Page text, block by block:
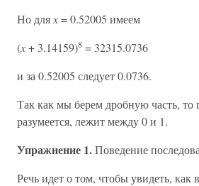
Но для x= 0.52005 имеем
(x+ 3.14159)8 = 32315.0736
и за 0.52005 следует 0.0736.
Так как мы берем дробную часть, то
разумеется, лежит между 0 и 1.
Упражнение 1.Поведение
Речь идет о том, чтобы увидеть, как